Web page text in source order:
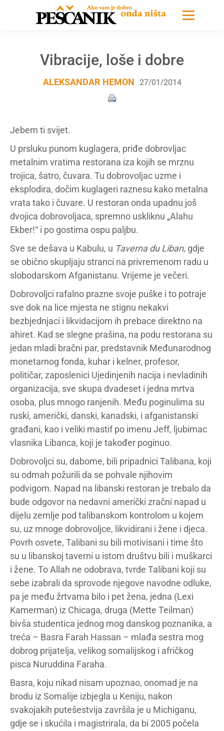
Vibracije, loše i dobre
ALEKSANDAR HEMON 27/01/2014
Jebem ti svijet.
U prsluku punom kuglagera, priđe dobrovljac
metalnim vratima restorana iza kojih se mrznu
trojica, šatro, čuvara. Tu dobrovoljac uzme i
eksplodira, dočim kuglageri raznesu kako metalna
vrata tako i čuvare. U restoran onda upadnu još
dvojica dobrovoljaca, spremno uskliknu „Alahu
Ekber!“ i po gostima ospu paljbu.
Sve se dešava u Kabulu, u Taverna du Liban, gdje
se obično skupljaju stranci na privremenom radu u
slobodarskom Afganistanu. Vrijeme je večeri.
Dobrovoljci rafalno prazne svoje puške i to potraje
sve dok na lice mjesta ne stignu nekakvi
bezbjednjaci i likvidacijom ih prebace direktno na
ahiret. Kad se slegne prašina, na podu restorana su
jedan mladi bračni par, predstavnik Međunarodnog
monetarnog fonda, kuhar i kelner, profesor,
političar, zaposlenici Ujedinjenih nacija i nevladinih
organizacija, sve skupa dvadeset i jedna mrtva
osoba, plus mnogo ranjenih. Među poginulima su
ruski, američki, danski, kanadski, i afganistanski
građani, kao i veliki mastif po imenu Jeff, ljubimac
vlasnika Libanca, koji je također poginuo.
Dobrovoljci su, dabome, bili pripadnici Talibana, koji
su odmah požurili da se pohvale njihovim
podvigom. Napad na libanski restoran je trebalo da
bude odgovor na nedavni američki zračni napad u
dijelu zemlje pod talibanskom kontrolom u kojem
su, uz mnoge dobrovoljce, likvidirani i žene i djeca.
Povrh osvete, Talibani su bili motivisani i time što
su u libanskoj taverni u istom društvu bili i muškarci
i žene. To Allah ne odobrava, tvrde Talibani koji su
sebe izabrali da sprovode njegove navodne odluke,
pa je među žrtvama bilo i pet žena, jedna (Lexi
Kamerman) iz Chicaga, druga (Mette Teilman)
bivša studentica jednog mog danskog poznanika, a
treća – Basra Farah Hassan – mlađa sestra mog
dobrog prijatelja, velikog somalijskog i afričkog
pisca Nuruddina Faraha.
Basra, koju nikad nisam upoznao, onomad je na
brodu iz Somalije izbjegla u Keniju, nakon
svakojakih putešestvija završila je u Michiganu,
gdje se i skućila i magistrirala, da bi 2005 počela